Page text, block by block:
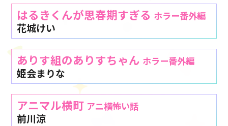
はるきくんが思春期すぎる ホラー番外編
花城けい
ありす組のありすちゃん ホラー番外編
姫会まりな
アニマル横町 アニ横怖い話
前川涼